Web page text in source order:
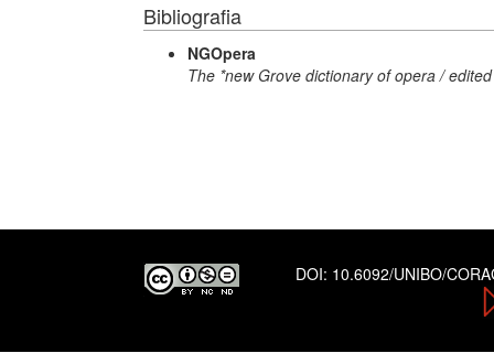
Bibliografia
NGOpera
The *new Grove dictionary of opera /
DOI: 10.6092/UNIBO/